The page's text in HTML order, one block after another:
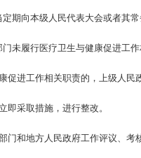
期向本级人民代表大会或者其
未履行医疗卫生与健康促进工
促进工作相关职责的，上级人民
即采取措施，进行整改。
门和地方人民政府工作评议、考